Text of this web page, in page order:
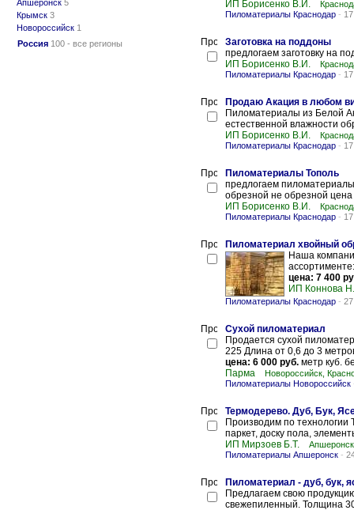
Апшеронск 5
Крымск 3
Новороссийск 1
Россия 100 - все регионы
ИП Борисенко В.И.
Пиломатериалы Краснодар -
Заготовка на поддоны
предлогаем заготовку на
ИП Борисенко В.И.
Пиломатериалы Краснодар -
Продаю Акация в любом
Пиломатериалы из Белой
естественной влажности
ИП Борисенко В.И.
Пиломатериалы Краснодар -
Пиломатериалы Тополь
предлогаем
обрезной не обрезной цена
ИП Борисенко В.И.
Пиломатериалы Краснодар -
Пиломатериал хвойный
Наша
цена: 7 400
ИП Коннова
Пиломатериалы Краснодар -
Сухой пиломатериал
Продается сухой
225 Длина от 0,6 до 3
цена: 6 000 руб. метр куб.
Парма
Новороссийск,
Пиломатериалы Новороссийск
Термодерево. Дуб, Бук,
Производим по технологии
паркет, доску пола,
ИП Мирзоев Б.Т.
Пиломатериалы Апшеронск -
Пиломатериал - дуб, бук,
Предлагаем свою
свежепиленный. Толщина